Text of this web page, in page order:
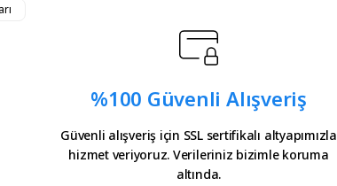
olatak bilgilendirme
tesekkurler kampa
%100 Güvenli Alışveriş
Güvenli alışveriş için SSL sertifikalı altyapımızla
hizmet veriyoruz. Verileriniz bizimle koruma
altında.